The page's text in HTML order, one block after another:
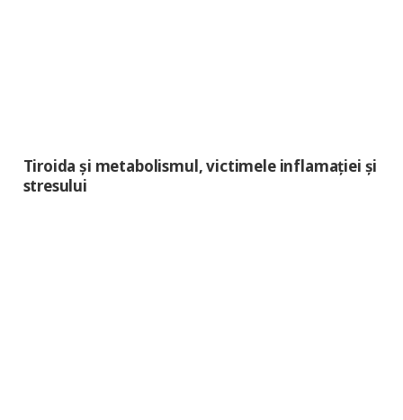
Tiroida şi metabolismul, victimele inflamaţiei şi
stresului